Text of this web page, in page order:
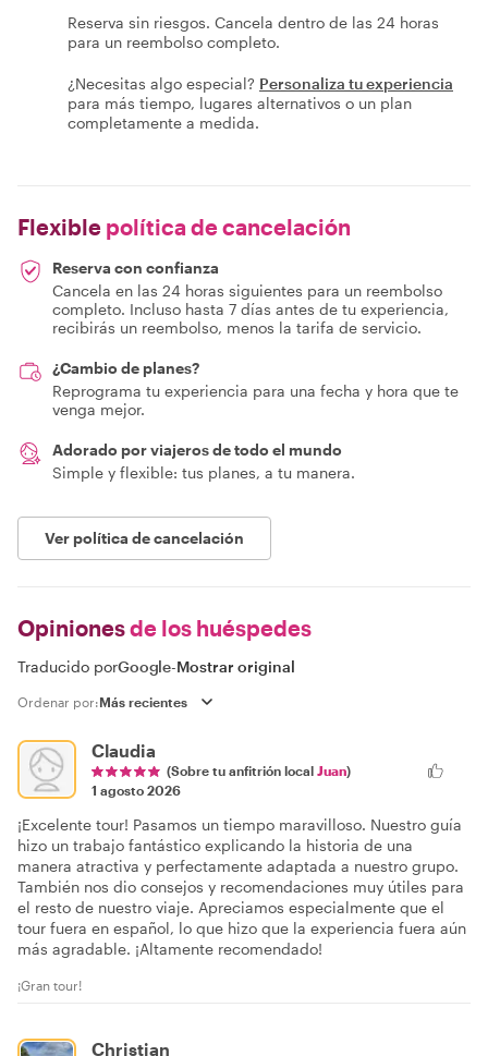
Reserva sin riesgos. Cancela dentro de las 24 horas
para un reembolso completo.
¿Necesitas algo especial? Personaliza tu experiencia
para más tiempo, lugares alternativos o un plan
completamente a medida.
Flexible política de cancelación
Reserva con confianza
Cancela en las 24 horas siguientes para un reembolso
completo. Incluso hasta 7 días antes de tu experiencia,
recibirás un reembolso, menos la tarifa de servicio.
¿Cambio de planes?
Reprograma tu experiencia para una fecha y hora que te
venga mejor.
Adorado por viajeros de todo el mundo
Simple y flexible: tus planes, a tu manera.
Ver política de cancelación
Opinionesde los huéspedes
Traducido porGoogle-Mostrar original
Ordenar por:
Claudia
(Sobre tu anfitrión local Juan)
1 agosto 2026
¡Excelente tour! Pasamos un tiempo maravilloso. Nuestro guía
hizo un trabajo fantástico explicando la historia de una
manera atractiva y perfectamente adaptada a nuestro grupo.
También nos dio consejos y recomendaciones muy útiles para
el resto de nuestro viaje. Apreciamos especialmente que el
tour fuera en español, lo que hizo que la experiencia fuera aún
más agradable. ¡Altamente recomendado!
¡Gran tour!
Christian